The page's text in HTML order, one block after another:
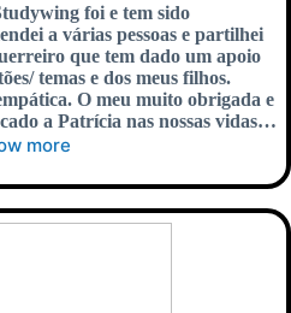
foi e tem sido
a várias pessoas e partilhei
que tem dado um apoio
temas e dos meus filhos.
O meu muito obrigada e
a Patrícia nas nossas vidas…
more